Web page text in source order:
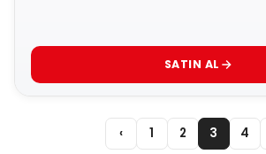
SATIN AL
‹ 1 2 3 4